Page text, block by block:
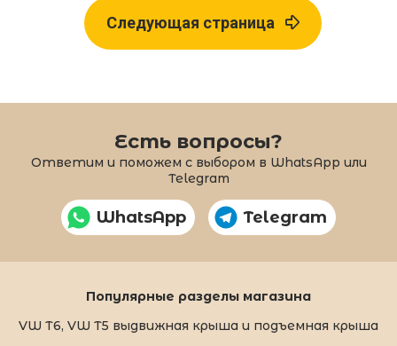
Следующая страница
Есть вопросы?
Ответим и поможем с выбором в WhatsApp или
Telegram
WhatsApp Telegram
Популярные разделы магазина
VW T6, VW T5 выдвижная крыша и подъемная крыша